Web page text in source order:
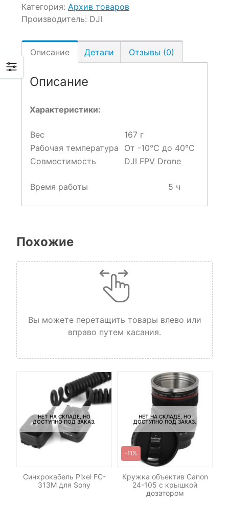
Категория: Архив товаров
Производитель: DJI
Описание Детали Отзывы (0)
Описание
Характеристики:
Вес
167 г
Рабочая температура
От -10°C до 40°C
Совместимость
DJI FPV Drone
Время работы 5 ч
Похожие
Вы можете перетащить товары влево или
вправо путем касания.
НЕТ НА СКЛАДЕ, НО
ДОСТУПНО ПОД ЗАКАЗ.
Синхрокабель Pixel FC-
313M для Sony
НЕТ НА СКЛАДЕ, НО
ДОСТУПНО ПОД ЗАКАЗ.
-11%
Кружка объектив Canon
24-105 c крышкой
дозатором